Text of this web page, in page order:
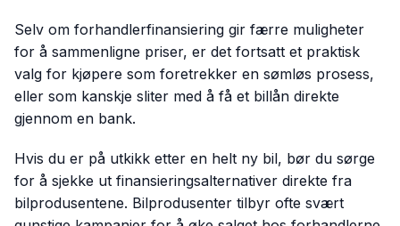
Selv om forhandlerfinansiering gir færre muligheter
for å sammenligne priser, er det fortsatt et praktisk
valg for kjøpere som foretrekker en sømløs prosess,
eller som kanskje sliter med å få et billån direkte
gjennom en bank.
Hvis du er på utkikk etter en helt ny bil, bør du sørge
for å sjekke ut finansieringsalternativer direkte fra
bilprodusentene. Bilprodusenter tilbyr ofte svært